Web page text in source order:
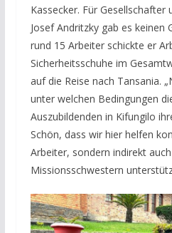
Kassecker. Für Gesellschafter
Josef Andritzky gab es keinen
rund 15 Arbeiter schickte er
Sicherheitsschuhe im
auf die Reise nach Tansania.
unter welchen Bedingungen
Auszubildenden in Kifungilo
Schön, dass wir hier helfen
Arbeiter, sondern indirekt
Missionsschwestern